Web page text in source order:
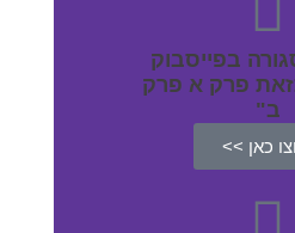
בפייסבוק
פרק א פרק
ב"
כאן >>